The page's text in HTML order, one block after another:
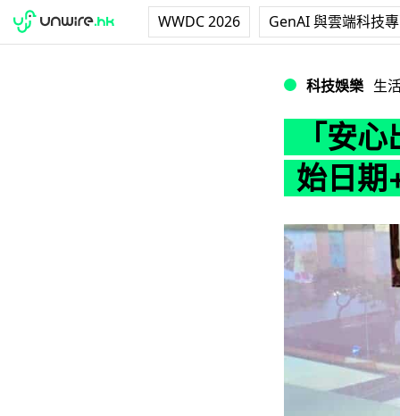
WWDC 2026 GenAI 與雲端科技
科技娛樂 生
「安
始日期